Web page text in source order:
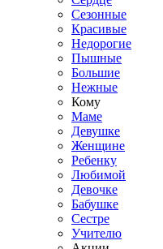
Сезонные
Красивые
Недорогие
Пышные
Большие
Нежные
Кому
Маме
Девушке
Женщине
Ребенку
Любимой
Девочке
Бабушке
Сестре
Учителю